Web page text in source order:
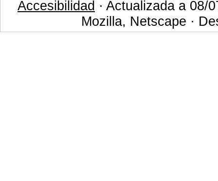
Accesibilidad · Actualizada a 08/
Mozilla, Netscape ·